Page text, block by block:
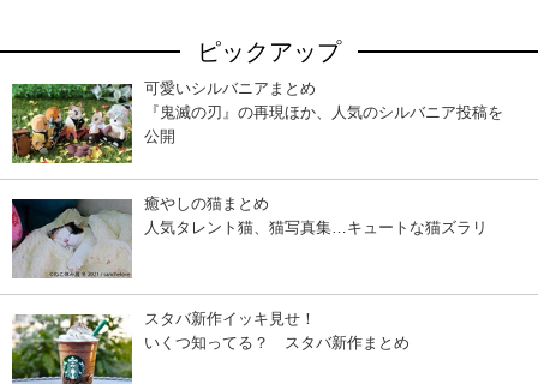
ピックアップ
可愛いシルバニアまとめ
『鬼滅の刃』の再現ほか、人気のシルバニア投稿を
公開
癒やしの猫まとめ
人気タレント猫、猫写真集…キュートな猫ズラリ
スタバ新作イッキ見せ！
いくつ知ってる？ スタバ新作まとめ